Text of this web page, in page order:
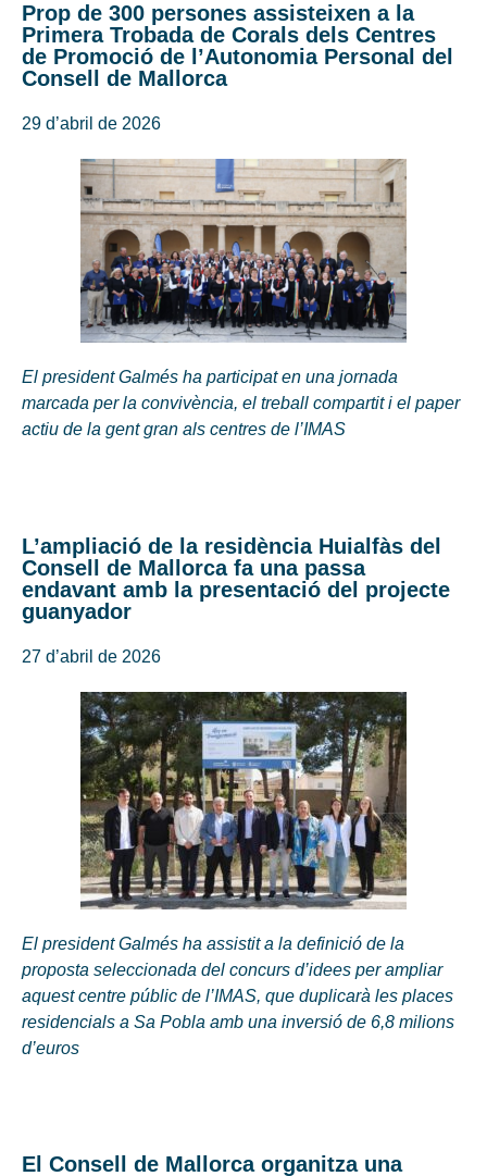
Prop de 300 persones assisteixen a la
Primera Trobada de Corals dels Centres
de Promoció de l’Autonomia Personal del
Consell de Mallorca
29 d’abril de 2026
El president Galmés ha participat en una jornada
marcada per la convivència, el treball compartit i el paper
actiu de la gent gran als centres de l’IMAS
L’ampliació de la residència Huialfàs del
Consell de Mallorca fa una passa
endavant amb la presentació del projecte
guanyador
27 d’abril de 2026
El president Galmés ha assistit a la definició de la
proposta seleccionada del concurs d’idees per ampliar
aquest centre públic de l’IMAS, que duplicarà les places
residencials a Sa Pobla amb una inversió de 6,8 milions
d’euros
El Consell de Mallorca organitza una